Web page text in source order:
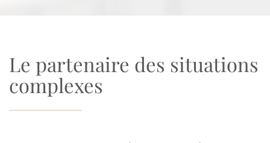
Le partenaire des situations
complexes